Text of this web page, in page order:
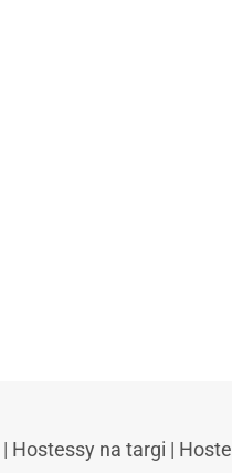
| Hostessy na targi |